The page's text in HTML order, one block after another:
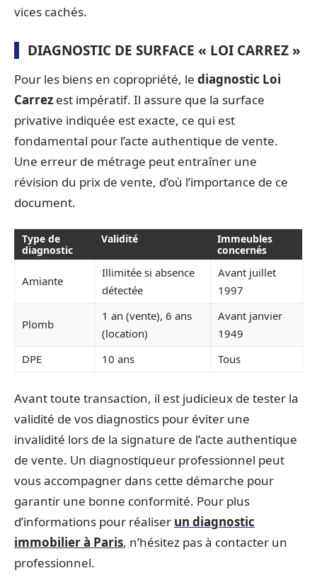
vices cachés.
DIAGNOSTIC DE SURFACE « LOI CARREZ »
Pour les biens en copropriété, le diagnostic Loi
Carrez est impératif. Il assure que la surface
privative indiquée est exacte, ce qui est
fondamental pour l’acte authentique de vente.
Une erreur de métrage peut entraîner une
révision du prix de vente, d’où l’importance de ce
document.
Type de
diagnostic
Validité
Immeubles
concernés
Amiante
Illimitée si absence
détectée
Avant juillet
1997
Plomb
1 an (vente), 6 ans
(location)
Avant janvier
1949
DPE
10 ans Tous
Avant toute transaction, il est judicieux de tester la
validité de vos diagnostics pour éviter une
invalidité lors de la signature de l’acte authentique
de vente. Un diagnostiqueur professionnel peut
vous accompagner dans cette démarche pour
garantir une bonne conformité. Pour plus
d’informations pour réaliser un diagnostic
immobilier à Paris, n’hésitez pas à contacter un
professionnel.